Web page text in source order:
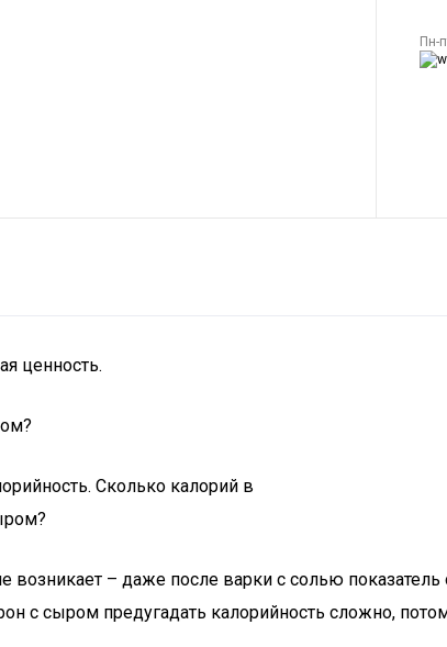
Пн-
ценность.
– даже после варки с солью показатель
сыром предугадать калорийность сложно,